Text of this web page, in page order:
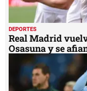
DEPORTES
Real Madrid
Osasuna y se